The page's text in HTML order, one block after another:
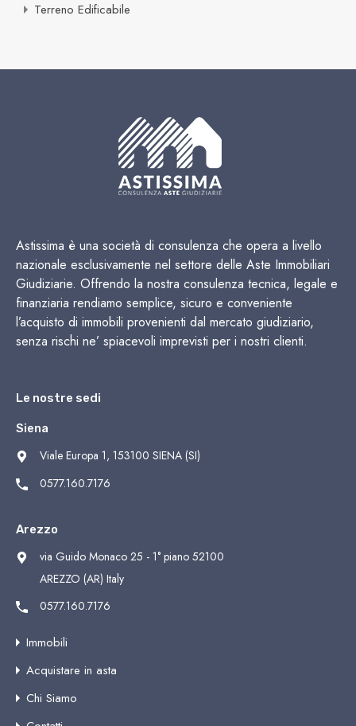
Terreno Edificabile
Astissima è una società di consulenza che opera a livello
nazionale esclusivamente nel settore delle Aste Immobiliari
Giudiziarie. Offrendo la nostra consulenza tecnica, legale e
finanziaria rendiamo semplice, sicuro e conveniente
l’acquisto di immobili provenienti dal mercato giudiziario,
senza rischi ne’ spiacevoli imprevisti per i nostri clienti.
Le nostre sedi
Siena
Viale Europa 1, 153100 SIENA (SI)
0577.160.7176
Arezzo
via Guido Monaco 25 - 1° piano 52100
AREZZO (AR) Italy
0577.160.7176
Immobili
Acquistare in asta
Chi Siamo